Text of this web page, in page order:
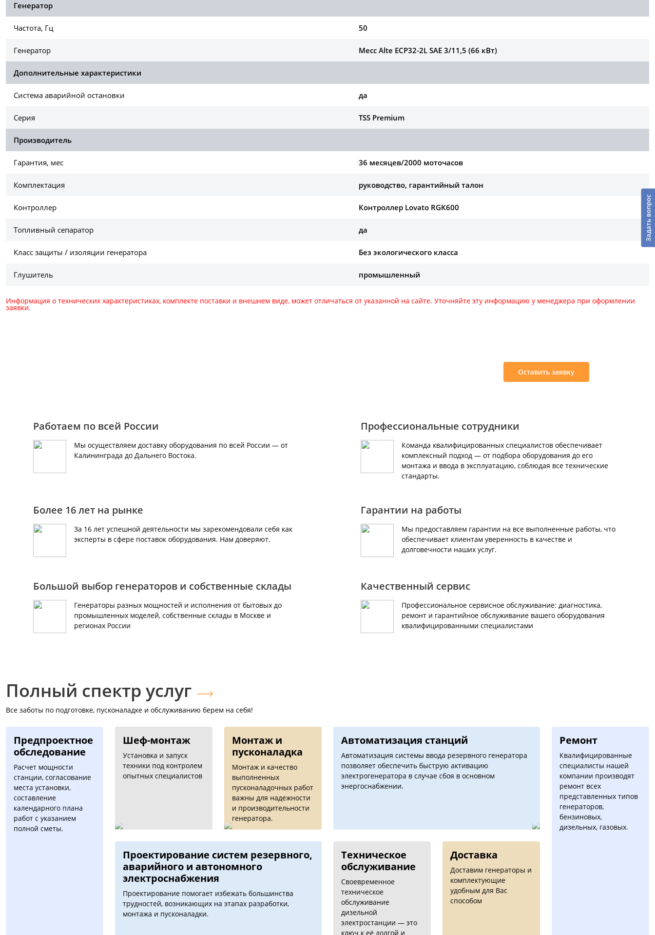
Генератор
Частота, Гц 50
Генератор Mecc Alte ECP32-2L SAE 3/11,5 (66 кВт)
Дополнительные характеристики
Система аварийной остановки да
Серия TSS Premium
Производитель
Гарантия, мес 36 месяцев/2000 моточасов
Комплектация руководство, гарантийный талон
Контроллер Контроллер Lovato RGK600
Топливный сепаратор да
Класс защиты / изоляции генератора Без экологического класса
Глушитель промышленный
Информация о технических характеристиках, комплекте поставки и внешнем виде, может отличаться от указанной на сайте. Уточняйте эту информацию у менеджера при оформлении
заявки.
Оставить заявку
Работаем по всей России
Мы осуществляем доставку оборудования по всей России — от
Калининграда до Дальнего Востока.
Профессиональные сотрудники
Команда квалифицированных специалистов обеспечивает
комплексный подход — от подбора оборудования до его
монтажа и ввода в эксплуатацию, соблюдая все технические
стандарты.
Более 16 лет на рынке
За 16 лет успешной деятельности мы зарекомендовали себя как
эксперты в сфере поставок оборудования. Нам доверяют.
Гарантии на работы
Мы предоставляем гарантии на все выполненные работы, что
обеспечивает клиентам уверенность в качестве и
долговечности наших услуг.
Большой выбор генераторов и собственные склады
Генераторы разных мощностей и исполнения от бытовых до
промышленных моделей, собственные склады в Москве и
регионах России
Качественный сервис
Профессиональное сервисное обслуживание: диагностика,
ремонт и гарантийное обслуживание вашего оборудования
квалифицированными специалистами
Полный спектр услуг
Все заботы по подготовке, пусконаладке и обслуживанию берем на себя!
Предпроектное
обследование
Расчет мощности
станции, согласование
места установки,
составление
календарного плана
работ с указанием
полной сметы.
Шеф-монтаж
Установка и запуск
техники под контролем
опытных специалистов
Монтаж и
пусконаладка
Монтаж и качество
выполненных
пусконаладочных работ
важны для надежности
и производительности
генератора.
Автоматизация cтанций
Автоматизация системы ввода резервного генератора
позволяет обеспечить быструю активацию
электрогенератора в случае сбоя в основном
энергоснабжении.
Проектирование систем резервного,
аварийного и автономного
электроснабжения
Проектирование помогает избежать большинства
трудностей, возникающих на этапах разработки,
монтажа и пусконаладки.
Техническое
обслуживание
Своевременное
техническое
обслуживание
дизельной
электростанции — это
ключ к её долгой и
Доставка
Доставим генераторы и
комплектующие
удобным для Вас
способом
Ремонт
Квалифицированные
специалисты нашей
компании производят
ремонт всех
представленных типов
генераторов,
бензиновых,
дизельных, газовых.
Задать вопрос